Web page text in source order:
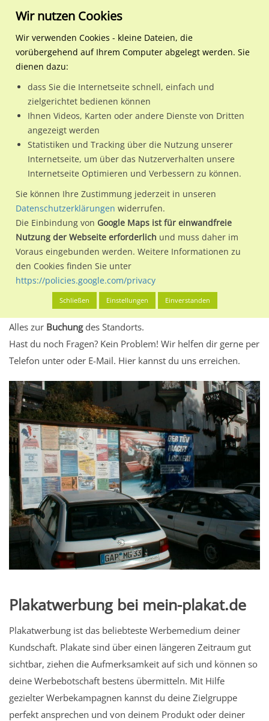
Regionale Plakatwerbung Bayern
Garmisch-Partenkirchen, M
Mittenwalder Straße 1.
82467 / Garmisch-Partenkirchen, M
Nutze günstige Werbemöglichkeiten am Standort
Mittenwalder Straße 1. gegenüber Hotel Mercure in
Garmisch-Partenkirchen, M.
Wir erheben für jede unserer Werbeflächen individuelle und
aktuelleStandortinformationenundLeistungswerte. Damit
kannst du dich schon vor der Buchung im Detail über den
Standort, seine Reichweite und Werbewirkung sowie
eventuelle Beschränkungen in den zugelassenen
Werbeinhalten informieren.
Alles klar? Dann findest du direkt im unteren Teil dieser Seite
Alles zur Buchungdes Standorts.
Hast du noch Fragen? Kein Problem! Wir helfen dir gerne per
Telefon unter oder E-Mail. Hier kannst du uns erreichen.
Plakatwerbung bei mein-plakat.de
Plakatwerbung ist das beliebteste Werbemedium deiner
Kundschaft. Plakate sind über einen längeren Zeitraum gut
sichtbar, ziehen die Aufmerksamkeit auf sich und können so
deine Werbebotschaft bestens übermitteln. Mit Hilfe
gezielter Werbekampagnen kannst du deine Zielgruppe
perfekt ansprechen und von deinem Produkt oder deiner
Wir nutzen Cookies
Wir verwenden Cookies - kleine Dateien, die
vorübergehend auf Ihrem Computer abgelegt werden. Sie
dienen dazu:
dass Sie die Internetseite schnell, einfach und
zielgerichtet bedienen können
Ihnen Videos, Karten oder andere Dienste von Dritten
angezeigt werden
Statistiken und Tracking über die Nutzung unserer
Internetseite, um über das Nutzerverhalten unsere
Internetseite Optimieren und Verbessern zu können.
Sie können Ihre Zustimmung jederzeit in unseren
Datenschutzerklärungen widerrufen.
Die Einbindung von Google Maps ist für einwandfreie
Nutzung der Webseite erforderlich und muss daher im
Voraus eingebunden werden. Weitere Informationen zu
den Cookies finden Sie unter
https://policies.google.com/privacy
Schließen Einstellungen Einverstanden